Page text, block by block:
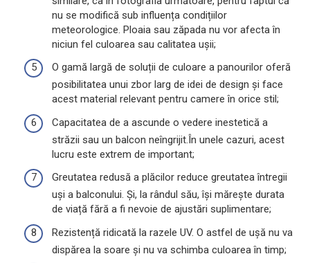
nu se modifică sub influența condițiilor
meteorologice. Ploaia sau zăpada nu vor afecta în
niciun fel culoarea sau calitatea ușii;
O gamă largă de soluții de culoare a panourilor oferă
posibilitatea unui zbor larg de idei de design și face
acest material relevant pentru camere în orice stil;
Capacitatea de a ascunde o vedere inestetică a
străzii sau un balcon neîngrijit.În unele cazuri, acest
lucru este extrem de important;
Greutatea redusă a plăcilor reduce greutatea întregii
uși a balconului. Și, la rândul său, își mărește durata
de viață fără a fi nevoie de ajustări suplimentare;
Rezistență ridicată la razele UV. O astfel de ușă nu va
dispărea la soare și nu va schimba culoarea în timp;